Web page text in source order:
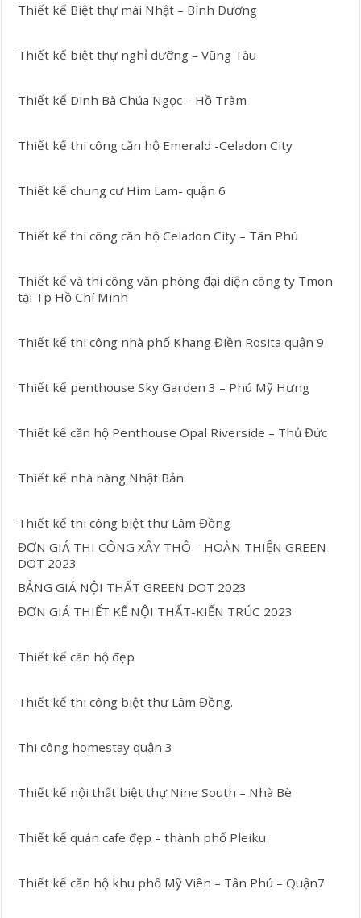
Thiết kế Biệt thự mái Nhật – Bình Dương
Thiết kế biệt thự nghỉ dưỡng – Vũng Tàu
Thiết kế Dinh Bà Chúa Ngọc – Hồ Tràm
Thiết kế thi công căn hộ Emerald -Celadon City
Thiết kế chung cư Him Lam- quận 6
Thiết kế thi công căn hộ Celadon City – Tân Phú
Thiết kế và thi công văn phòng đại diện công ty Tmon
tại Tp Hồ Chí Minh
Thiết kế thi công nhà phố Khang Điền Rosita quận 9
Thiết kế penthouse Sky Garden 3 – Phú Mỹ Hưng
Thiết kế căn hộ Penthouse Opal Riverside – Thủ Đức
Thiết kế nhà hàng Nhật Bản
Thiết kế thi công biệt thự Lâm Đồng
ĐƠN GIÁ THI CÔNG XÂY THÔ – HOÀN THIỆN GREEN
DOT 2023
BẢNG GIÁ NỘI THẤT GREEN DOT 2023
ĐƠN GIÁ THIẾT KẾ NỘI THẤT-KIẾN TRÚC 2023
Thiết kế căn hộ đẹp
Thiết kế thi công biệt thự Lâm Đồng.
Thi công homestay quận 3
Thiết kế nội thất biệt thự Nine South – Nhà Bè
Thiết kế quán cafe đẹp – thành phố Pleiku
Thiết kế căn hộ khu phố Mỹ Viên – Tân Phú – Quận7